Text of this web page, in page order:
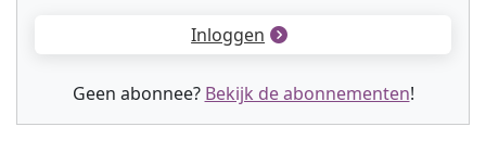
Inloggen
Geen abonnee? Bekijk de abonnementen!